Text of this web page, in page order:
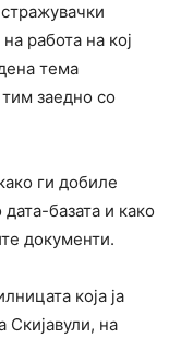
работа на кој
тема
заедно со
ги добиле
базата и како
документи.
која ја
Скијавули, на